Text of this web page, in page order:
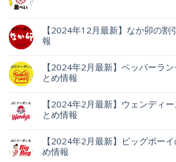
【2024年12月最新】なか卯の割
報
【2024年2月最新】ペッパーラ
とめ情報
【2024年2月最新】ウェンディ
とめ情報
【2024年2月最新】ビッグボー
め情報